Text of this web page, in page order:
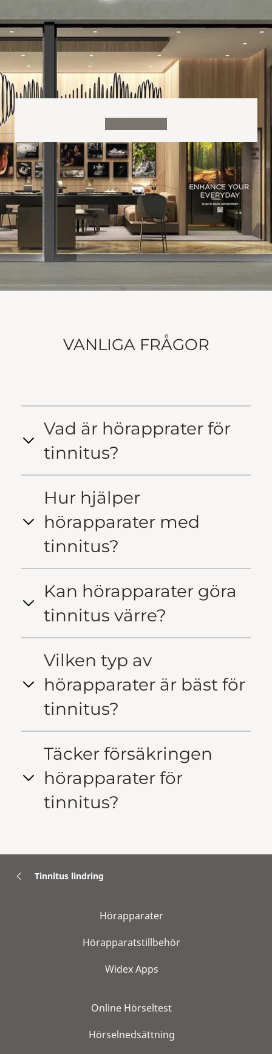
VANLIGA FRÅGOR
Vad är hörapprater för
tinnitus?
Hur hjälper
hörapparater med
tinnitus?
Kan hörapparater göra
tinnitus värre?
Vilken typ av
hörapparater är bäst för
tinnitus?
Täcker försäkringen
hörapparater för
tinnitus?
Tinnitus lindring
Hörapparater
Hörapparatstillbehör
Widex Apps
Online Hörseltest
Hörselnedsättning